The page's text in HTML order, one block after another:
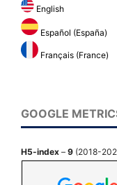
English
Español (España)
Français (France)
GOOGLE
H5-index – 9 (2018-